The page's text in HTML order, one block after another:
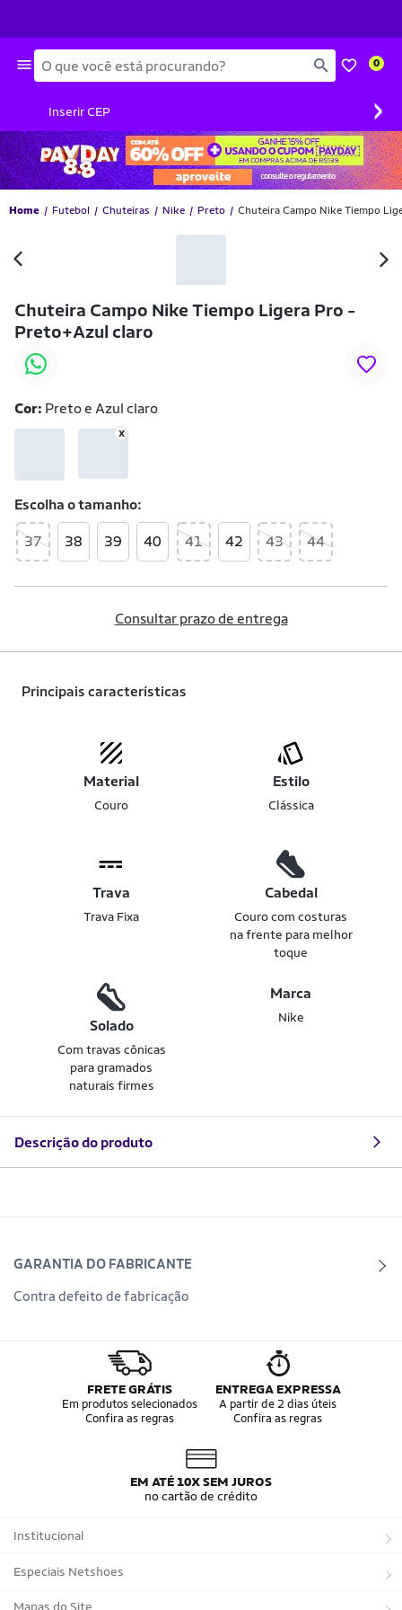
Busca 0
Inserir CEP ›
Home Futebol Chuteiras Nike Preto Chuteira Campo Nike Tiempo
Chuteira Campo Nike Tiempo Ligera Pro -
Preto+Azul claro
-20% OFF
Cor: Preto e Azul claro
Escolha otamanho
37 38 39 40 41 42 43 44
Consultar prazo de entrega
Principais características
Material
Couro
Estilo
Clássica
Trava
Trava Fixa
Cabedal
Couro com costuras
na frente para melhor
toque
Solado
Com travas cônicas
para gramados
naturais firmes
Marca
Nike
Descrição do produto
GARANTIA DO FABRICANTE
Contra defeito de fabricação
FRETE GRÁTIS
Em produtos selecionados
Confira as regras
ENTREGA EXPRESSA
A partir de 2 dias úteis
Confira as regras
EM ATÉ 10X SEM JUROS
no cartão de crédito
Institucional
Sobre a Netshoes
Política de Privacidade
Especiais Netshoes
Suplementos
Mapas do Site